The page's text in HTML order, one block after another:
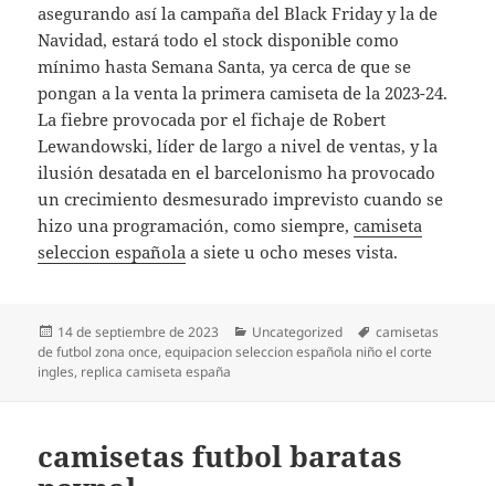
asegurando así la campaña del Black Friday y la de
Navidad, estará todo el stock disponible como
mínimo hasta Semana Santa, ya cerca de que se
pongan a la venta la primera camiseta de la 2023-24.
La fiebre provocada por el fichaje de Robert
Lewandowski, líder de largo a nivel de ventas, y la
ilusión desatada en el barcelonismo ha provocado
un crecimiento desmesurado imprevisto cuando se
hizo una programación, como siempre,camiseta
seleccion española a siete u ocho meses vista.
Publicado
el
14 de septiembre de 2023 Categorías
Uncategorized Etiquetas
camisetas
de futbol zona once,equipacion seleccion española niño el corte
ingles, replica camiseta españa
camisetas futbol baratas